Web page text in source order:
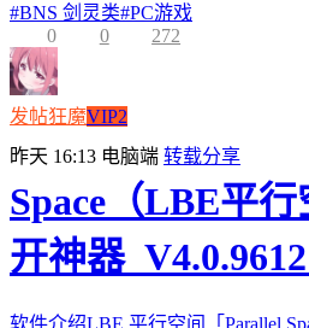
#BNS 剑灵类#PC游戏
0
0 272
发帖狂魔VIP2
昨天 16:13 电脑端 转载分享
Space（LBE平
开神器
软件介绍LBE 平行空间「Parallel